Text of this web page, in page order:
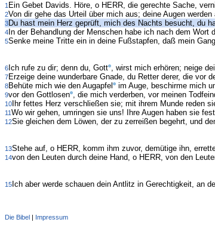
1 Ein Gebet Davids. Höre, o HERR, die gerechte Sache,
2Von dir gehe das Urteil über mich aus; deine Augen
3Du hast mein Herz geprüft, mich des Nachts besucht, du
4 In der Behandlung der Menschen habe ich nach dem
5Senke meine Tritte ein in deine Fußstapfen, daß mein
6 Ich rufe zu dir; denn du, Gott , wirst mich erhören; neige
7Erzeige deine wunderbare Gnade, du Retter derer, die vor
8Behüte mich wie den Augapfel im Auge, beschirme mich
9vor den Gottlosen , die mich verderben, vor meinen
10 Ihr fettes Herz verschließen sie; mit ihrem Munde reden
11Wo wir gehen, umringen sie uns! Ihre Augen haben sie
12Sie gleichen dem Löwen, der zu zerreißen begehrt, und
13Stehe auf, o HERR, komm ihm zuvor, demütige ihn,
14von den Leuten durch deine Hand, o HERR, von den
15 Ich aber werde schauen dein Antlitz in Gerechtigkeit, an
Die Bibel | Impressum